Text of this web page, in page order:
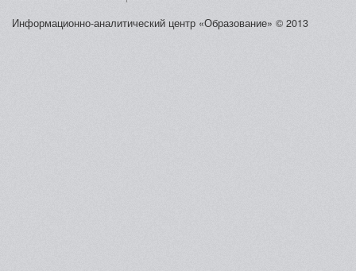
Информационно-аналитический центр «Образование» © 2013